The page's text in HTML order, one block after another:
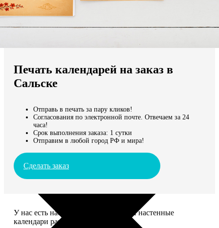
Мы доставляем по всему миру
Продолжить без города
Печать календарей на заказ в
Сальске
Отправь в печать за пару кликов!
Согласования по электронной почте. Отвечаем за 24
часа!
Срок выполнения заказа: 1 сутки
Отправим в любой город РФ и мира!
Сделать заказ
У нас есть настольные, магнитные и настенные
календари разных размеров.